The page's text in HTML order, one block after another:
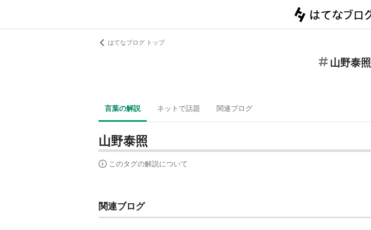
はてなブログ トップ
山野泰照
言葉の解説 ネットで話題 関連ブログ
山野泰照
このタグの解説について
関連ブログ